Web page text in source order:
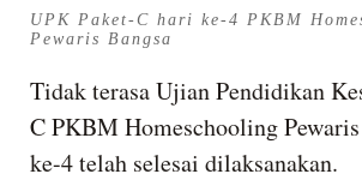
UPK Paket-C hari ke-4 PKBM
Pewaris Bangsa
Tidak terasa Ujian Pendidikan
C PKBM Homeschooling
ke-4 telah selesai dilaksanakan.